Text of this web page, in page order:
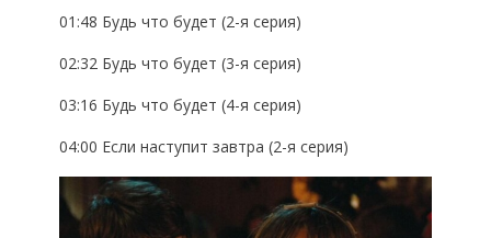
01:48 Будь что будет (2-я серия)
02:32 Будь что будет (3-я серия)
03:16 Будь что будет (4-я серия)
04:00 Если наступит завтра (2-я серия)